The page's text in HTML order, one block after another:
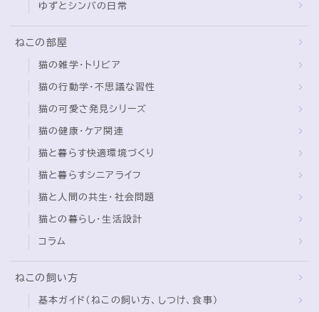
ゆずとシンバの日常
ねこの部屋
猫の雑学・トリビア
猫の行動学・不思議な習性
猫の可愛さ発見シリーズ
猫の健康・ケア関連
猫と暮らす快適環境づくり
猫と暮らすシニアライフ
猫と人間の共生・社会問題
猫との暮らし・生活設計
コラム
ねこの飼い方
基本ガイド（ねこの飼い方、しつけ、食事）